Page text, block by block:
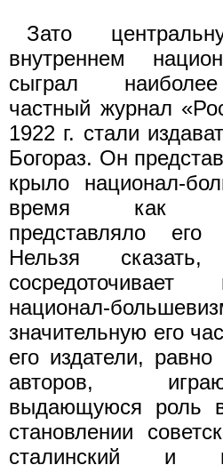
Зато
внутреннем
сыграл
частный журнал
1922 г. стали
Богораз. Он
крыло национал-
время как
представляло
Нельзя
национал-
значительную его
его издатели,
авторов,
выдающуюся роль в
становлении
сталинский и